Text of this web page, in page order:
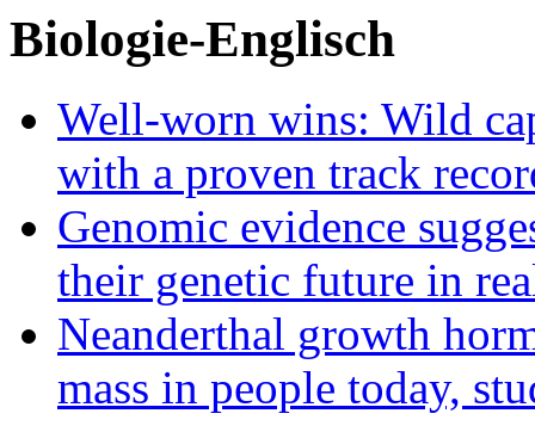
Biologie-Englisch
Well-worn wins: Wild
with a proven track
Genomic evidence
their genetic future in
Neanderthal growth
mass in people today,